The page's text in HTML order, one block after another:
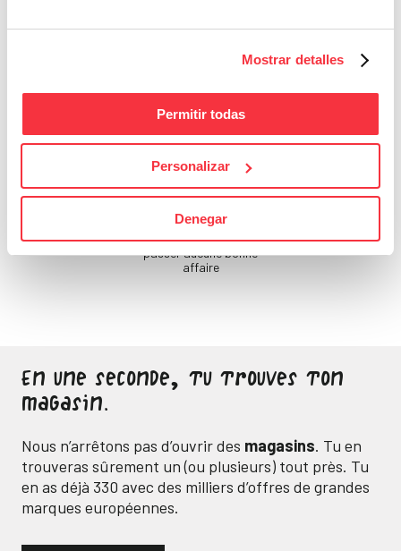
Mostrar detalles
Permitir todas
Personalizar
Denegar
Bons Plans
Sois attentif, ne laisse
passer aucune bonne
affaire
En une seconde, tu trouves ton
magasin.
Nous n’arrêtons pas d’ouvrir des magasins. Tu en
trouveras sûrement un (ou plusieurs) tout près. Tu
en as déjà 330 avec des milliers d’offres de grandes
marques européennes.